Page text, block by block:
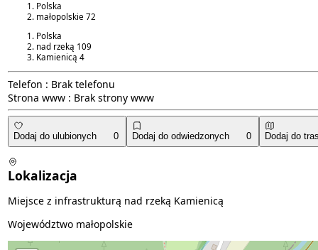
Polska
małopolskie 72
Polska
nad rzeką 109
Kamienicą 4
Telefon : Brak telefonu
Strona www : Brak strony www
Dodaj do ulubionych 0 Dodaj do odwiedzonych 0 Dodaj do
Lokalizacja
Miejsce z infrastrukturą nad rzeką Kamienicą
Województwo małopolskie